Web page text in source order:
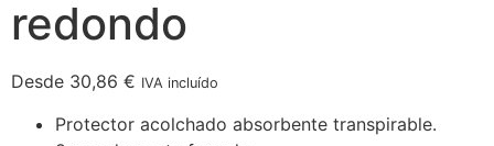
redondo
Desde 30,86 € IVA incluído
Protector acolchado absorbente transpirable.